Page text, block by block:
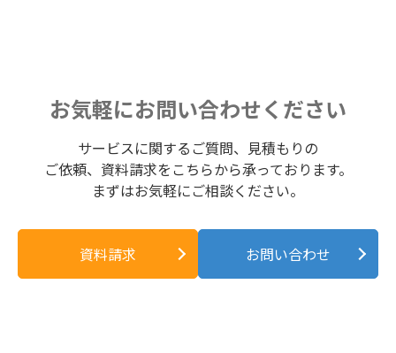
お気軽にお問い合わせください
サービスに関するご質問、見積もりの
ご依頼、資料請求をこちらから承っております。
まずはお気軽にご相談ください。
資料請求 お問い合わせ